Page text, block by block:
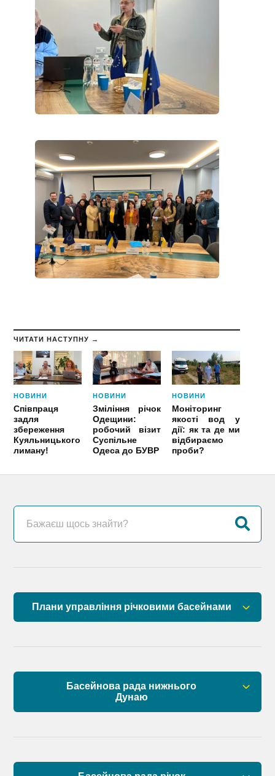
ЧИТАТИ НАСТУПНУ →
НОВИНИ
Співпраця
задля
збереження
Куяльницького
лиману!
НОВИНИ
Зміління річок
Одещини:
робочий візит
Суспільне
Одеса до БУВР
НОВИНИ
Моніторинг
якості вод у
дії: як та де ми
відбираємо
проби?
Плани управління річковими басейнами
Басейнова рада нижнього
Дунаю